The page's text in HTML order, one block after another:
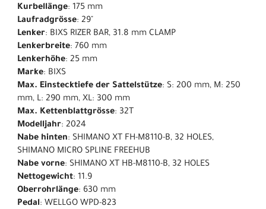
Kurbellänge: 175 mm
Laufradgrösse: 29"
Lenker: BIXS RIZER BAR, 31.8 mm CLAMP
Lenkerbreite: 760 mm
Lenkerhöhe: 25 mm
Marke: BIXS
Max. Einstecktiefe der Sattelstütze: S: 200 mm, M: 250
mm, L: 290 mm, XL: 300 mm
Max. Kettenblattgrösse: 32T
Modelljahr: 2024
Nabe hinten: SHIMANO XT FH-M8110-B, 32 HOLES,
SHIMANO MICRO SPLINE FREEHUB
Nabe vorne: SHIMANO XT HB-M8110-B, 32 HOLES
Nettogewicht: 11.9
Oberrohrlänge: 630 mm
Pedal: WELLGO WPD-823